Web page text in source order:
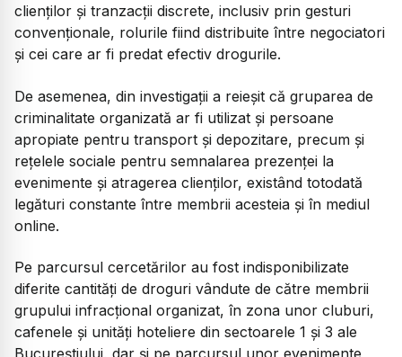
clienților și tranzacții discrete, inclusiv prin gesturi
convenționale, rolurile fiind distribuite între negociatori
și cei care ar fi predat efectiv drogurile.
De asemenea, din investigații a reieșit că gruparea de
criminalitate organizată ar fi utilizat și persoane
apropiate pentru transport și depozitare, precum și
rețelele sociale pentru semnalarea prezenței la
evenimente și atragerea clienților, existând totodată
legături constante între membrii acesteia și în mediul
online.
Pe parcursul cercetărilor au fost indisponibilizate
diferite cantități de droguri vândute de către membrii
grupului infracțional organizat, în zona unor cluburi,
cafenele și unități hoteliere din sectoarele 1 și 3 ale
Bucureștiului, dar și pe parcursul unor evenimente